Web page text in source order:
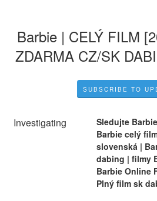
Barbie | CELÝ FILM
ZDARMA CZ/SK
SUBSCRIBE TO
Investigating
Sledujte
Barbie celý
slovenská |
dabing | filmy
Barbie Online
Plný film sk